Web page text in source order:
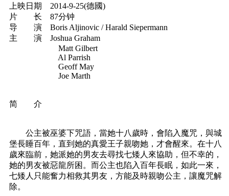
上映日期 2014-9-25(德國)
片 长 87分钟
导 演 Boris Aljinovic / Harald Siepermann
主 演 Joshua Graham
Matt Gilbert
Al Parrish
Geoff May
Joe Marth
简 介
公主被巫婆下咒語，當她十八歲時，會陷入魔咒，與城
堡長睡百年，直到她的真愛王子親吻她，才會醒來。在十八
歲來臨前，她派她的男友去尋找七矮人來協助，但不幸的，
她的男友被惡龍所困。而公主也陷入百年長眠，如此一來，
七矮人只能奮力相救其男友，方能及時親吻公主，讓魔咒解
除。